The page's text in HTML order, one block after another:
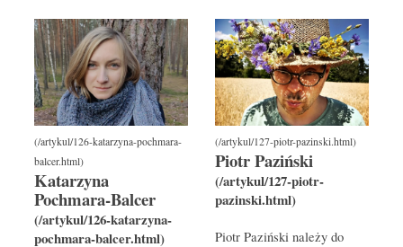
Katarzyna
Pochmara-Balcer
Piotr Paziński
Piotr Paziński należy do